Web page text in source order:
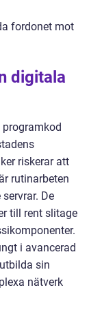
fordonet mot
digitala
riskerar att
rutinarbeten
De
till rent slitage
i avancerad
sin
nätverk